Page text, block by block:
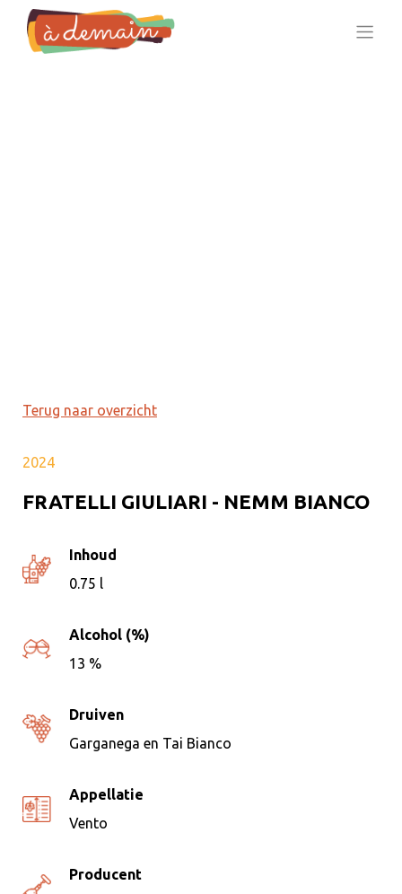
2024
Terug naar overzicht
FRATELLI GIULIARI - NEMM BIANCO
Inhoud
0.75 l
Alcohol (%)
13 %
Druiven
Garganega en Tai Bianco
Appellatie
Vento
Producent